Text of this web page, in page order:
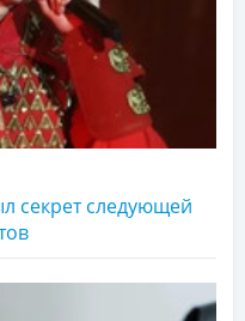
секрет следующей